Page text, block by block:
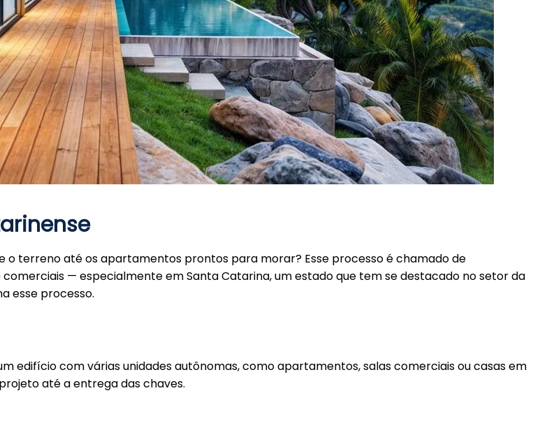
terreno até os apartamentos prontos para morar? Esse processo é chamado de
— especialmente em Santa Catarina, um estado que tem se destacado no setor da
esse processo.
edifício com várias unidades autônomas, como apartamentos, salas comerciais ou casas em
até a entrega das chaves.